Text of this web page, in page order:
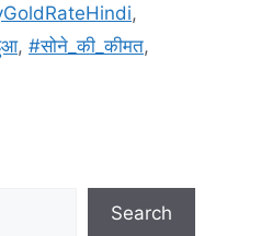
,
, #सोने_की_कीमत,
Search